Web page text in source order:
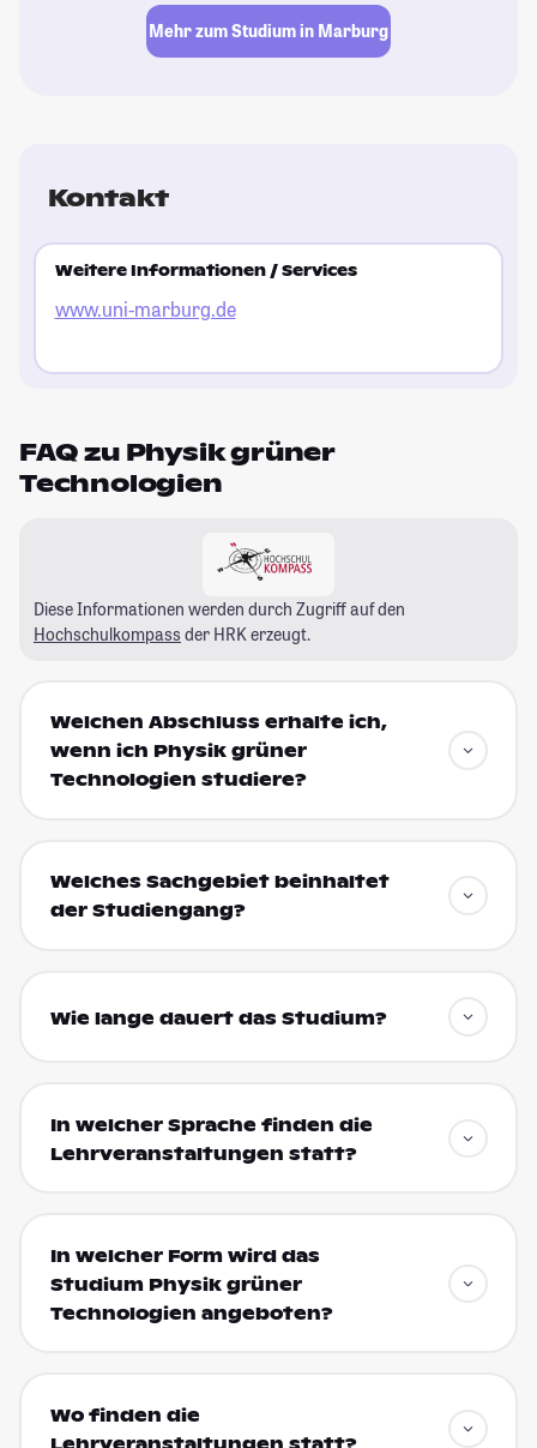
Mehr zum Studium in Marburg
Kontakt
Weitere Informationen / Services
www.uni-marburg.de
FAQ zu Physik grüner
Technologien
Diese Informationen werden durch Zugriff auf den
Hochschulkompass der HRK erzeugt.
Welchen Abschluss erhalte ich,
wenn ich Physik grüner
Technologien studiere?
Welches Sachgebiet beinhaltet
der Studiengang?
Wie lange dauert das Studium?
In welcher Sprache finden die
Lehrveranstaltungen statt?
In welcher Form wird das
Studium Physik grüner
Technologien angeboten?
Wo finden die